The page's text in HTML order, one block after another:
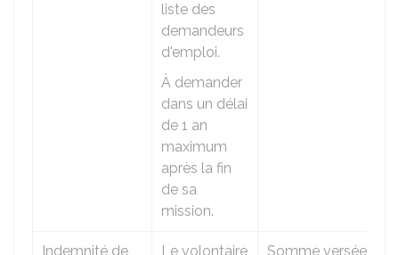
liste des
demandeurs
d'emploi.
À demander
dans un délai
de 1 an
maximum
après la fin
de sa
mission.
Indemnité de
Le volontaire
Somme versée